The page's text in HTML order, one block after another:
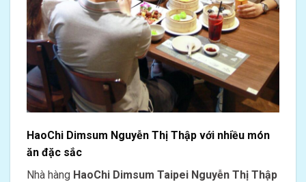
HaoChi Dimsum Nguyễn Thị Thập với nhiều món
ăn đặc sắc
Nhà hàng HaoChi Dimsum Taipei Nguyễn Thị Thập